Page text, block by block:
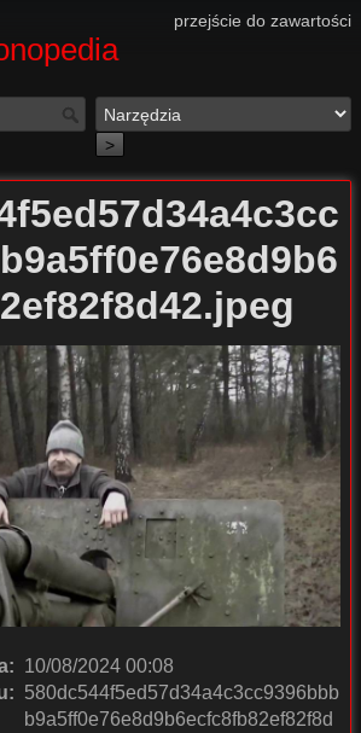
przejście do zawartości
>
10/08/2024 00:08
580dc544f5ed57d34a4c3cc9396bbb
b9a5ff0e76e8d9b6ecfc8fb82ef82f8d